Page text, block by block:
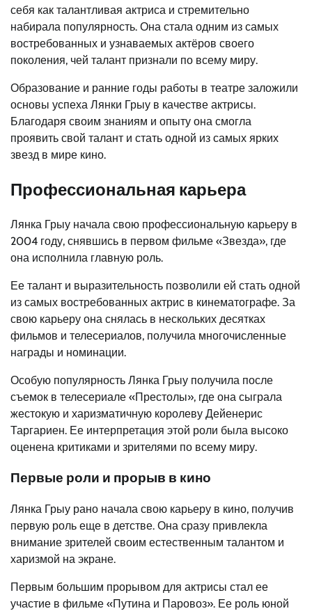
себя как талантливая актриса и стремительно
набирала популярность. Она стала одним из самых
востребованных и узнаваемых актёров своего
поколения, чей талант признали по всему миру.
Образование и ранние годы работы в театре заложили
основы успеха Лянки Грыу в качестве актрисы.
Благодаря своим знаниям и опыту она смогла
проявить свой талант и стать одной из самых ярких
звезд в мире кино.
Профессиональная карьера
Лянка Грыу начала свою профессиональную карьеру в
2004 году, снявшись в первом фильме «Звезда», где
она исполнила главную роль.
Ее талант и выразительность позволили ей стать одной
из самых востребованных актрис в кинематографе. За
свою карьеру она снялась в нескольких десятках
фильмов и телесериалов, получила многочисленные
награды и номинации.
Особую популярность Лянка Грыу получила после
съемок в телесериале «Престолы», где она сыграла
жестокую и харизматичную королеву Дейенерис
Таргариен. Ее интерпретация этой роли была высоко
оценена критиками и зрителями по всему миру.
Первые роли и прорыв в кино
Лянка Грыу рано начала свою карьеру в кино, получив
первую роль еще в детстве. Она сразу привлекла
внимание зрителей своим естественным талантом и
харизмой на экране.
Первым большим прорывом для актрисы стал ее
участие в фильме «Путина и Паровоз». Ее роль юной